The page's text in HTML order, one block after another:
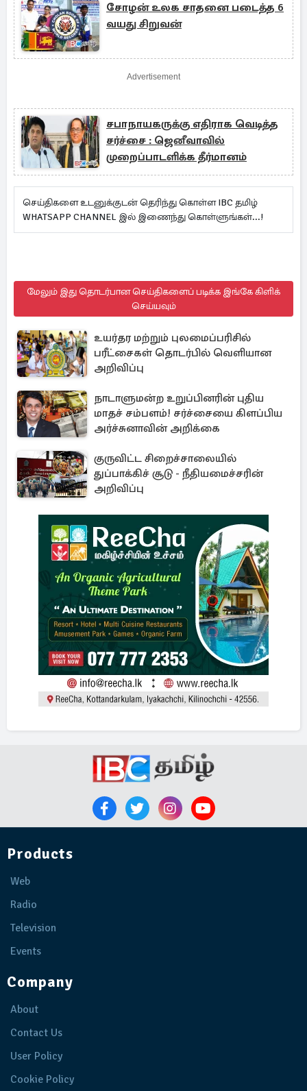
சோழன் உலக சாதனை படைத்த 6
வயது சிறுவன்
Advertisement
சபாநாயகருக்கு எதிராக வெடித்த
சர்ச்சை : ஜெனீவாவில்
முறைப்பாடளிக்க தீர்மானம்
செய்திகளை உடனுக்குடன் தெரிந்து கொள்ள IBC தமிழ்
WHATSAPP CHANNEL இல் இணைந்து கொள்ளுங்கள்...!
மேலும் இது தொடர்பான செய்திகளைப் படிக்க இங்கே கிளிக்
செய்யவும்
உயர்தர மற்றும் புலமைப்பரிசில்
பரீட்சைகள் தொடர்பில் வெளியான
அறிவிப்பு
நாடாளுமன்ற உறுப்பினரின் புதிய
மாதச் சம்பளம்! சர்ச்சையை கிளப்பிய
அர்ச்சுனாவின் அறிக்கை
குருவிட்ட சிறைச்சாலையில்
துப்பாக்கிச் சூடு - நீதியமைச்சரின்
அறிவிப்பு
Products
Web
Radio
Television
Events
Company
About
Contact Us
User Policy
Cookie Policy